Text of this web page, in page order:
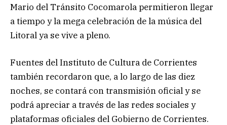
Mario del Tránsito Cocomarola permitieron llegar
a tiempo y la mega celebración de la música del
Litoral ya se vive a pleno.
Fuentes del Instituto de Cultura de Corrientes
también recordaron que, a lo largo de las diez
noches, se contará con transmisión oficial y se
podrá apreciar a través de las redes sociales y
plataformas oficiales del Gobierno de Corrientes.